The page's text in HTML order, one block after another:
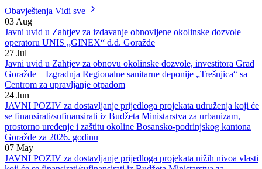
O B R A Z A C za dostavljanje prijedloga projekata nižih nivoa vlasti
DOCX
ObavještenjaVidi sve
03 Aug
Javni uvid u Zahtjev za izdavanje obnovljene okolinske dozvole
operatoru UNIS „GINEX“ d.d. Goražde
27 Jul
Javni uvid u Zahtjev za obnovu okolinske dozvole, investitora Grad
Goražde – Izgradnja Regionalne sanitarne deponije „Trešnjica“ sa
Centrom za upravljanje otpadom
24 Jun
JAVNI POZIV za dostavljanje prijedloga projekata udruženja koji će
se finansirati/sufinansirati iz Budžeta Ministarstva za urbanizam,
prostorno uređenje i zaštitu okoline Bosansko-podrinjskog kantona